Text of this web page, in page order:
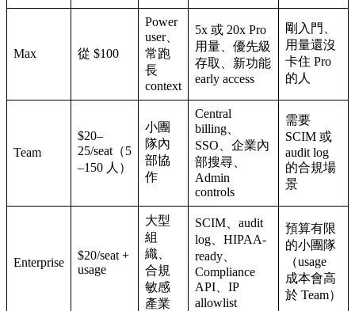
Max 從 $100
Power
user、
常跑
長
context
5x 或 20x Pro
用量、優先級
存取、新功能
early access
剛入門、
用量還沒
卡住 Pro
的人
Team
$20–
25/seat（5
–150 人）
小團
隊內
部協
作
Central
billing、
SSO、企業內
部搜尋、
Admin
controls
需要
SCIM 或
audit log
的合規場
景
Enterprise
$20/seat +
usage
大型
組
織、
合規
敏感
產業
SCIM、audit
log、HIPAA-
ready、
Compliance
API、IP
allowlist
預算有限
的小團隊
（usage
成本會高
於 Team）